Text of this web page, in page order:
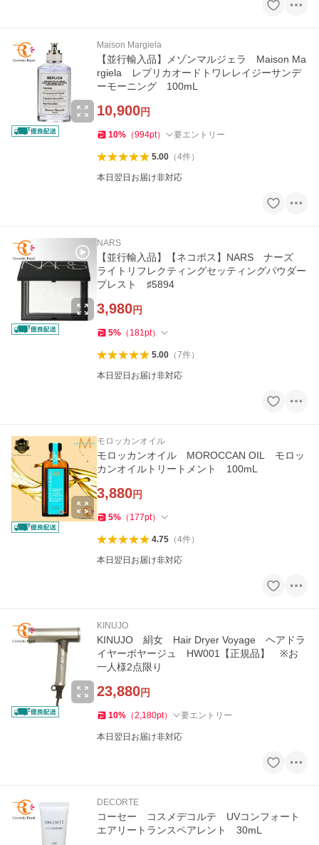
Maison Margiela
【並行輸入品】メゾンマルジェラ Maison Ma
rgiela レプリカオードトワレレイジーサンデ
ーモーニング 100mL
10,900円
10% （994pt） 要エントリー
5.00（4件）
本日翌日お届け非対応
NARS
【並行輸入品】【ネコポス】NARS ナーズ
ライトリフレクティングセッティングパウダー
プレスト ♯5894
3,980円
5% （ 181pt）
5.00（7件）
本日翌日お届け非対応
モロッカンオイル
モロッカンオイル MOROCCAN OIL モロッ
カンオイルトリートメント 100mL
3,880円
5% （ 177pt）
4.75（4件）
本日翌日お届け非対応
KINUJO
KINUJO 絹女 Hair Dryer Voyage ヘアドラ
イヤーボヤージュ HW001【正規品】 ※お
一人様2点限り
23,880円
10% （2,180pt） 要エントリー
本日翌日お届け非対応
DECORTE
コーセー コスメデコルテ UVコンフォート
エアリートランスペアレント 30mL